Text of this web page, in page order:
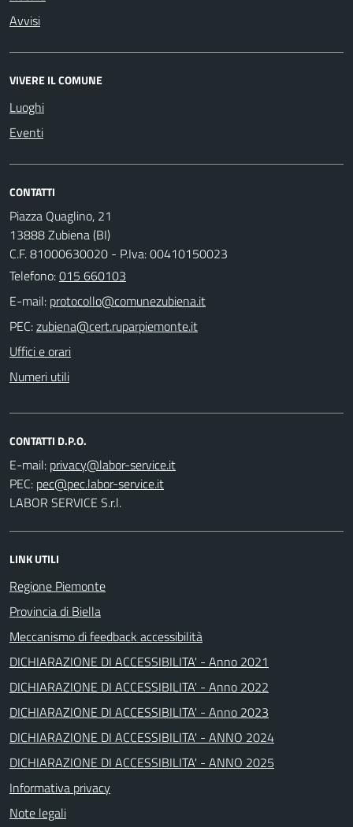
Avvisi
VIVERE IL COMUNE
Luoghi
Eventi
CONTATTI
Piazza Quaglino, 21
13888 Zubiena (BI)
C.F. 81000630020 - P.Iva: 00410150023
Telefono:015 660103
E-mail:
PEC:
Uffici e orari
Numeri utili
CONTATTI D.P.O.
E-mail:
PEC:
LABOR SERVICE S.r.l.
LINK UTILI
Regione Piemonte
Provincia di Biella
Meccanismo di feedback accessibilità
DICHIARAZIONE DI ACCESSIBILITA' - Anno 2021
DICHIARAZIONE DI ACCESSIBILITA' - Anno 2022
DICHIARAZIONE DI ACCESSIBILITA' - Anno 2023
DICHIARAZIONE DI ACCESSIBILITA' - ANNO 2024
DICHIARAZIONE DI ACCESSIBILITA' - ANNO 2025
Informativa privacy
Note legali